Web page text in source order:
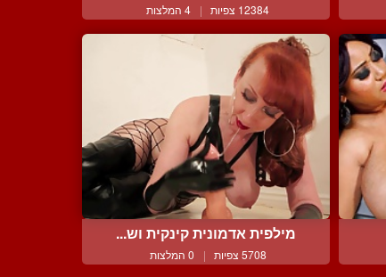
12384 צפיות | 4 המלצות
מילפית אדמונית קינקית וש...
5708 צפיות | 0 המלצות